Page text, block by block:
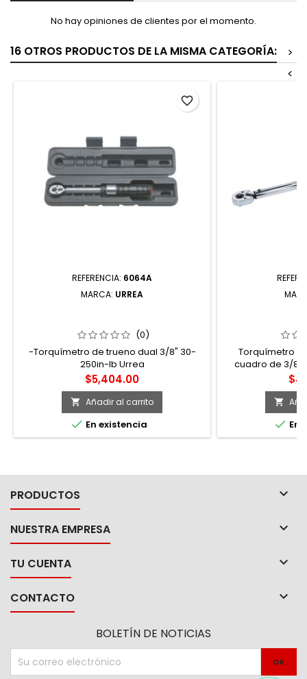
No hay opiniones de clientes por el momento.
16 OTROS PRODUCTOS DE LA MISMA CATEGORÍA:
>
<
REFERENCIA: 6064A
MARCA: URREA
250 IN-LB URREA
(0)
-Torquímetro de trueno dual 3/8" 30-
250in-lb Urrea
Precio
$5,404.00
 Añadir al carrito
 En existencia
favorite_border
IN-
Torquímetro
cuadro de 3/8",

 En
PRODUCTOS 
NUESTRA EMPRESA 
TU CUENTA 
CONTACTO 
BOLETÍN DE NOTICIAS